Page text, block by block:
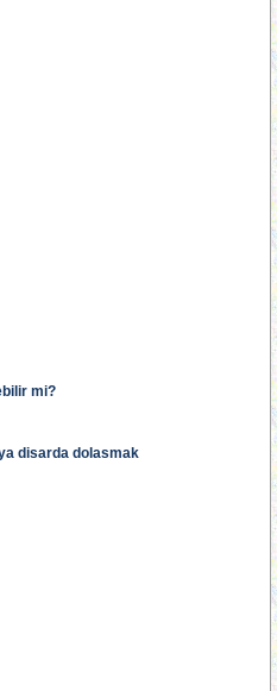
mi?
disarda dolasmak